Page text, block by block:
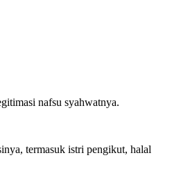
nafsu syahwatnya.
termasuk istri pengikut, halal